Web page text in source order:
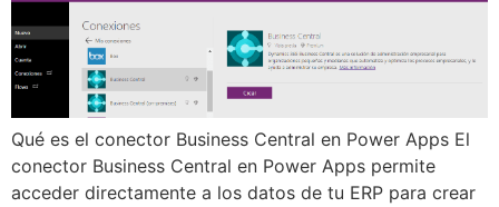
Qué es el conector Business Central en Power Apps El
conector Business Central en Power Apps permite
acceder directamente a los datos de tu ERP para crear